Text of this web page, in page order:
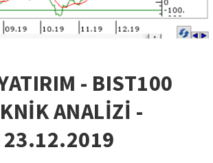
- BIST100
ANALİZİ -
23.12.2019